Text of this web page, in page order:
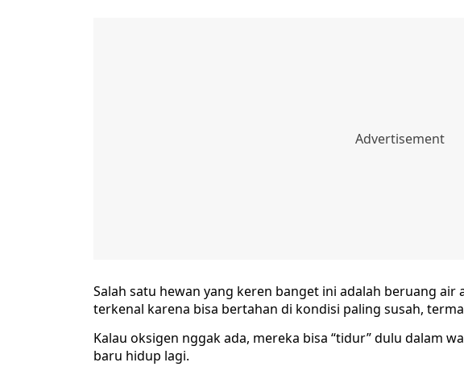
Salah satu hewan yang keren banget ini adalah beruang air
terkenal karena bisa bertahan di kondisi paling susah,
Kalau oksigen nggak ada, mereka bisa “tidur” dulu dalam
baru hidup lagi.